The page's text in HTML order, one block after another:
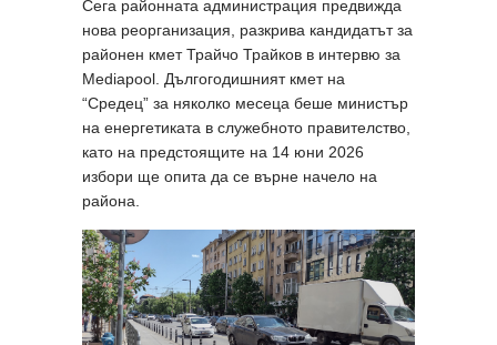
Сега районната администрация предвижда
нова реорганизация, разкрива кандидатът за
районен кмет Трайчо Трайков в интервю за
Mediapool. Дългогодишният кмет на
“Средец” за няколко месеца беше министър
на енергетиката в служебното правителство,
като на предстоящите на 14 юни 2026
избори ще опита да се върне начело на
района.